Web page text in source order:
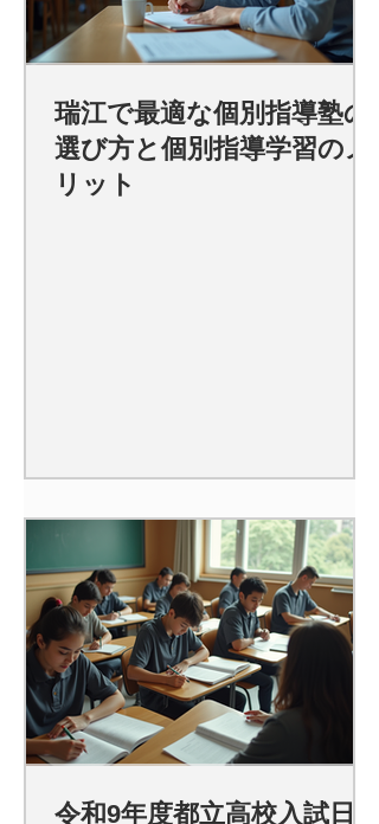
瑞江で最適な個別指導塾の
選び方と個別指導学習のメ
リット
令和9年度都立高校入試日程